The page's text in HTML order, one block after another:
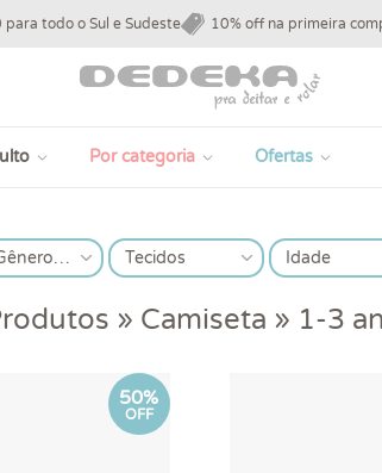
todo o Sul e Sudeste 10% off na primeira
Por categoria Ofertas
Gêneros Tecidos Idade
» Camiseta » 1-3
50%
OFF